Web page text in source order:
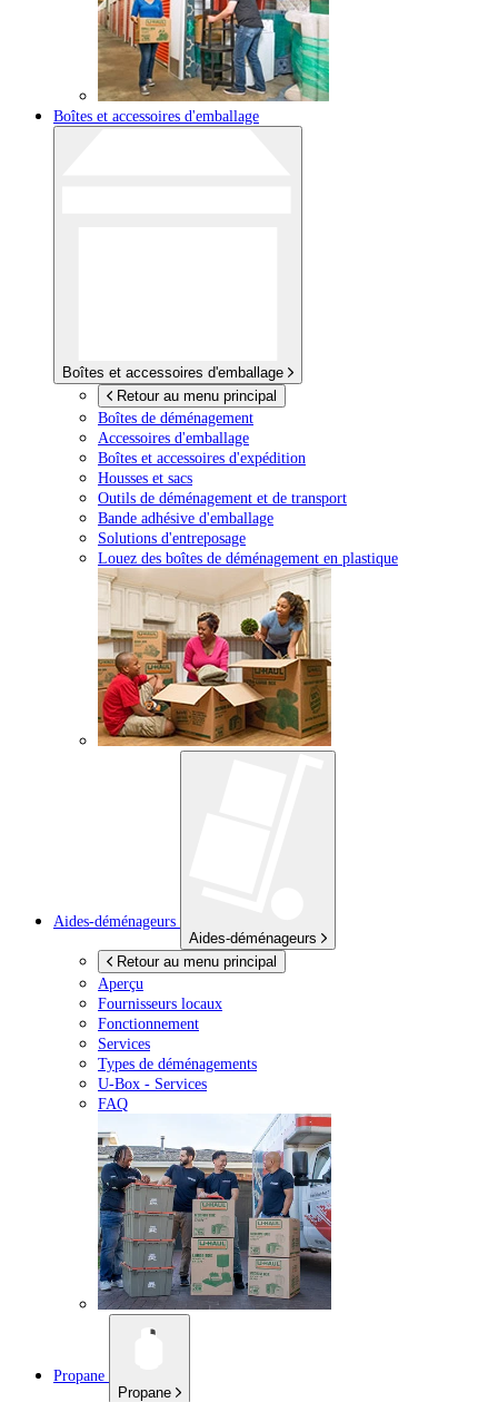
Boîtes et accessoires d'emballage
Boîtes et accessoires d'emballage
Retour au menu principal
Boîtes de déménagement
Accessoires d'emballage
Boîtes et accessoires d'expédition
Housses et sacs
Outils de déménagement et de transport
Bande adhésive d'emballage
Solutions d'entreposage
Louez des boîtes de déménagement en plastique
Aides-déménageurs
Aides-déménageurs
Retour au menu principal
Aperçu
Fournisseurs locaux
Fonctionnement
Services
Types de déménagements
U-Box - Services
FAQ
Propane
Propane